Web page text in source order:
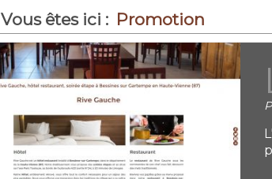
Vous êtes ici : Promotion